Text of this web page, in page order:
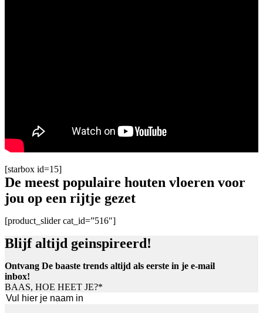
[starbox id=15]
De meest populaire houten vloeren voor
jou op een rijtje gezet
[product_slider cat_id=”516″]
Blijf altijd geinspireerd!
Ontvang De baaste trends altijd als eerste in je e-mail
inbox!
BAAS, HOE HEET JE?*